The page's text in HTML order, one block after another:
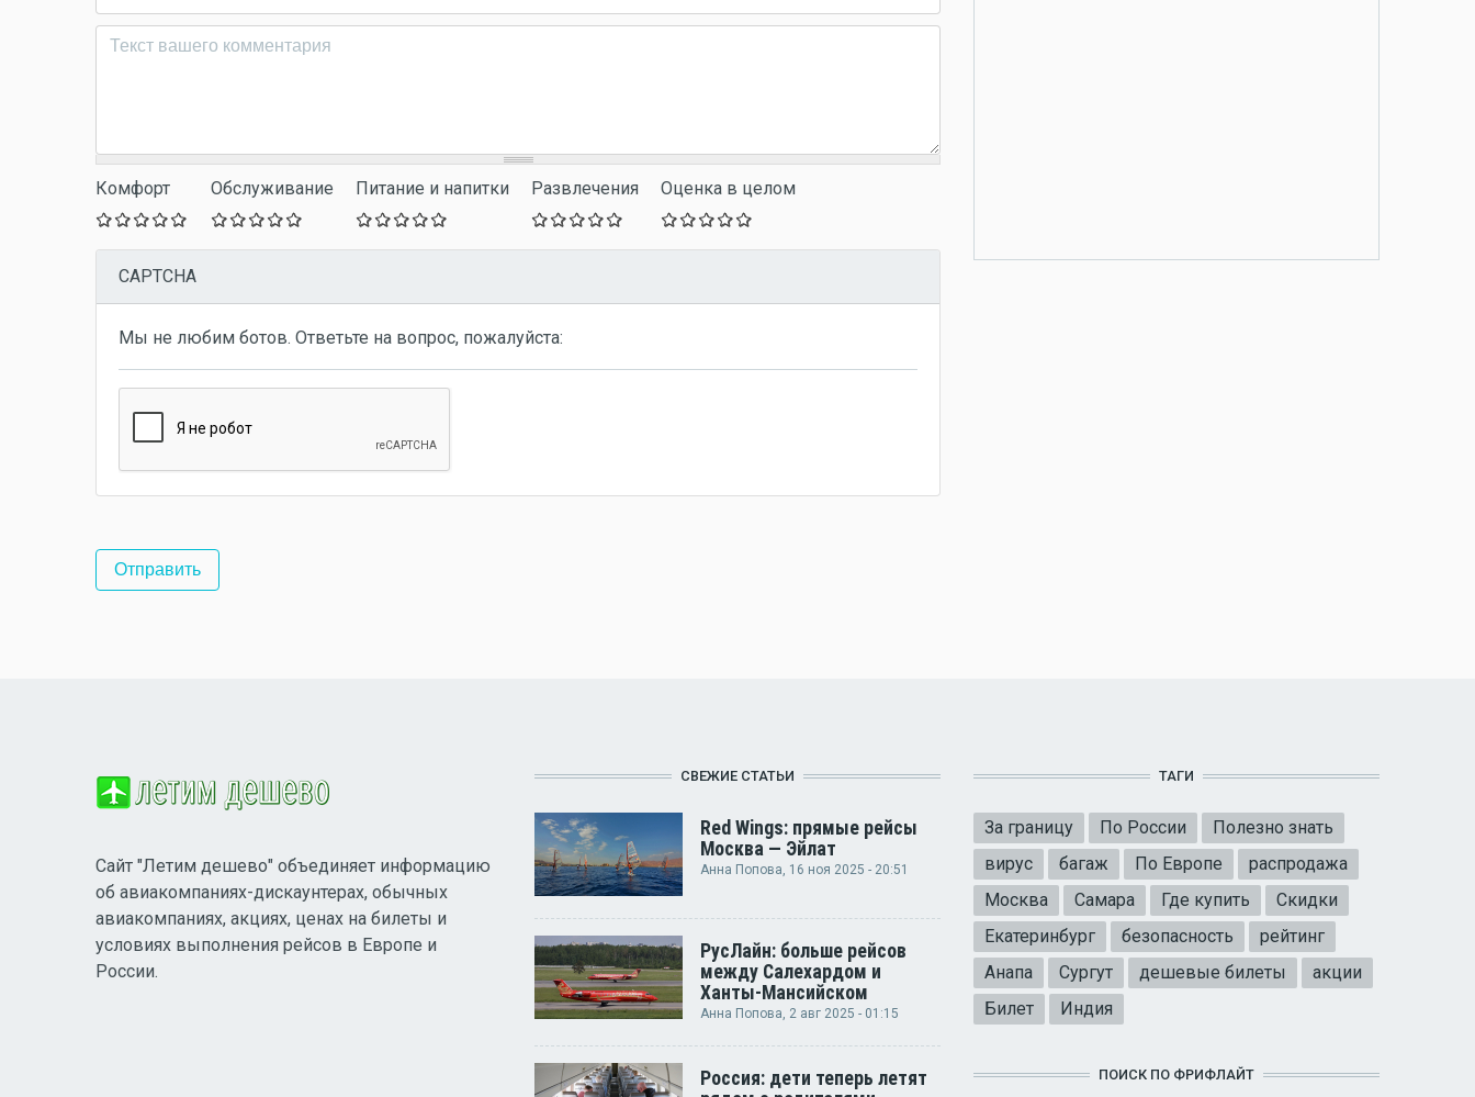
Комментарий*
Комфорт Обслуживание Питание и напитки Развлечения Оценка в целом
CAPTCHA
Мы не любим ботов. Ответьте на вопрос, пожалуйста:
Сайт "Летим дешево" объединяет информацию
об авиакомпаниях-дискаунтерах, обычных
авиакомпаниях, акциях, ценах на билеты и
условиях выполнения рейсов в Европе и
России.
СВЕЖИЕ СТАТЬИ
Red Wings: прямые рейсы
Москва — Эйлат
Анна Попова, 16 ноя 2025 - 20:51
РусЛайн: больше рейсов
между Салехардом и
Ханты-Мансийском
Анна Попова, 2 авг 2025 - 01:15
Россия: дети теперь летят
ТАГИ
За границу По России
Полезно знать
вирус
багаж По Европе
распродажа
Москва
Самара Где купить
Скидки
Екатеринбург
безопасность
рейтинг
Анапа
Сургут дешевые билеты
акции
Билет
Индия
ПОИСК ПО ФРИФЛАЙТ